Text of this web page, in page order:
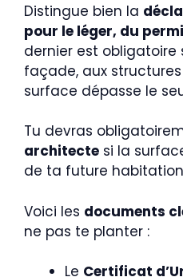
Distingue bien la
pour le léger, du
dernier est obligatoire
façade, aux
surface dépasse le
Tu devras
architecte si la
de ta future habitation
Voici les documents
ne pas te planter :
Le Certificat